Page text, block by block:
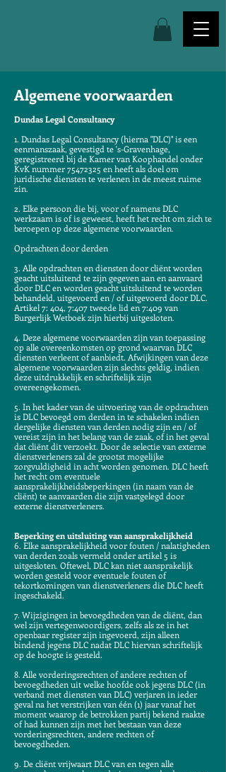
Algemene voorwaarden
Dundas Legal Consultancy
1. Dundas Legal Consultancy (hierna "DLC)" is een
eenmanszaak, gevestigd te 's-Gravenhage,
geregistreerd bij de Kamer van Koophandel onder
KvK nummer75472325 en heeft als doel om
juridische diensten te verlenen in de meest ruime
zin.
2. Elke persoon die bij, voor of namens DLC
werkzaam is of is geweest, heeft het recht om zich te
beroepen op deze algemene voorwaarden.
Opdrachten door derden
3. Alle opdrachten en diensten door cliënt worden
geacht uitsluitend te zijn gegeven aan en aanvaard
door DLC en worden geacht uitsluitend te worden
behandeld, uitgevoerd en / of uitgevoerd door DLC.
Artikel 7: 404, 7:407 tweede lid en 7:409 van
Burgerlijk Wetboek zijn hierbij uitgesloten.
4. Deze algemene voorwaarden zijn van toepassing
op alle overeenkomsten op grond waarvan DLC
diensten verleent of aanbiedt. Afwijkingen van deze
algemene voorwaarden zijn slechts geldig, indien
deze uitdrukkelijk en schriftelijk zijn
overeengekomen.
5. In het kader van de uitvoering van de opdrachten
is DLC bevoegd om derden in te schakelen indien
dergelijke diensten van derden nodig zijn en / of
vereist zijn in het belang van de zaak, of in het geval
dat cliënt dit verzoekt. Door de selectie van externe
dienstverleners zal de grootst mogelijke
zorgvuldigheid in acht worden genomen. DLC heeft
het recht om eventuele
aansprakelijkheidsbeperkingen (in naam van de
cliënt) te aanvaarden die zijn vastgelegd door
externe dienstverleners.
Beperking en uitsluiting van aansprakelijkheid
6. Elke aansprakelijkheid voor fouten / nalatigheden
van derden zoals vermeld onder artikel 5 is
uitgesloten. Oftewel, DLC kan niet aansprakelijk
worden gesteld voor eventuele fouten of
tekortkomingen van dienstverleners die DLC heeft
ingeschakeld.
7. Wijzigingen in bevoegdheden van de cliënt, dan
wel zijn vertegenwoordigers, zelfs als ze in het
openbaar register zijn ingevoerd, zijn alleen
bindend jegens DLC nadat DLC hiervan schriftelijk
op de hoogte is gesteld.
8. Alle vorderingsrechten of andere rechten of
bevoegdheden uit welke hoofde ook jegens DLC (in
verband met diensten van DLC) verjaren in ieder
geval na het verstrijken van één (1) jaar vanaf het
moment waarop de betrokken partij bekend raakte
of had kunnen zijn met het bestaan van deze
vorderingsrechten, andere rechten of
bevoegdheden.
9. De cliënt vrijwaart DLC van en tegen alle